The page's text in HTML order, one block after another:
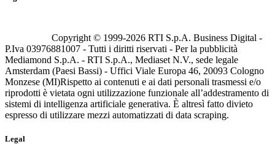
Copyright © 1999-2026 RTI S.p.A. Business Digital -
P.Iva 03976881007 - Tutti i diritti riservati - Per la pubblicità
Mediamond S.p.A. - RTI S.p.A., Mediaset N.V., sede legale
Amsterdam (Paesi Bassi) - Uffici Viale Europa 46, 20093 Cologno
Monzese (MI)Rispetto ai contenuti e ai dati personali trasmessi e/o
riprodotti è vietata ogni utilizzazione funzionale all’addestramento di
sistemi di intelligenza artificiale generativa. È altresì fatto divieto
espresso di utilizzare mezzi automatizzati di data scraping.
Legal